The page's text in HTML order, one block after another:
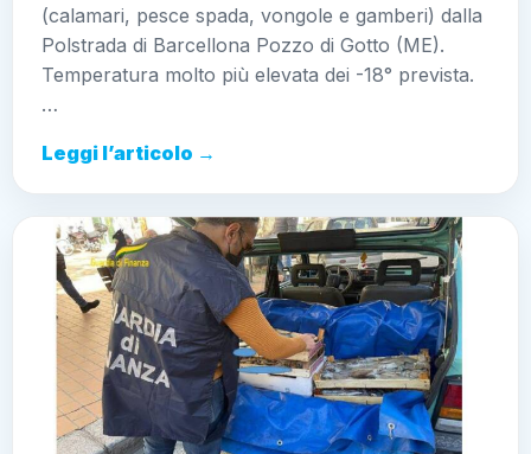
(calamari, pesce spada, vongole e gamberi) dalla
Polstrada di Barcellona Pozzo di Gotto (ME).
Temperatura molto più elevata dei -18° prevista.…